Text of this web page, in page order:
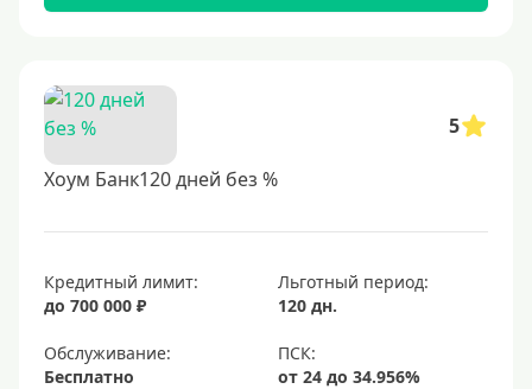
5
Хоум Банк120 дней без %
Кредитный лимит:
до 700 000 ₽
Льготный период:
120 дн.
Обслуживание:
Бесплатно